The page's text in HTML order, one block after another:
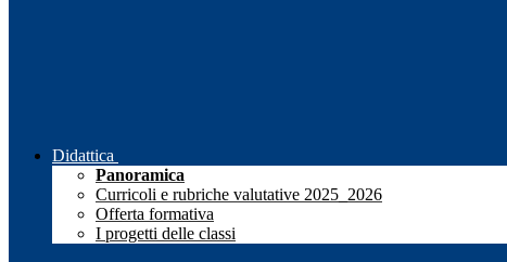
Didattica
Panoramica
Curricoli e rubriche valutative 2025_2026
Offerta formativa
I progetti delle classi